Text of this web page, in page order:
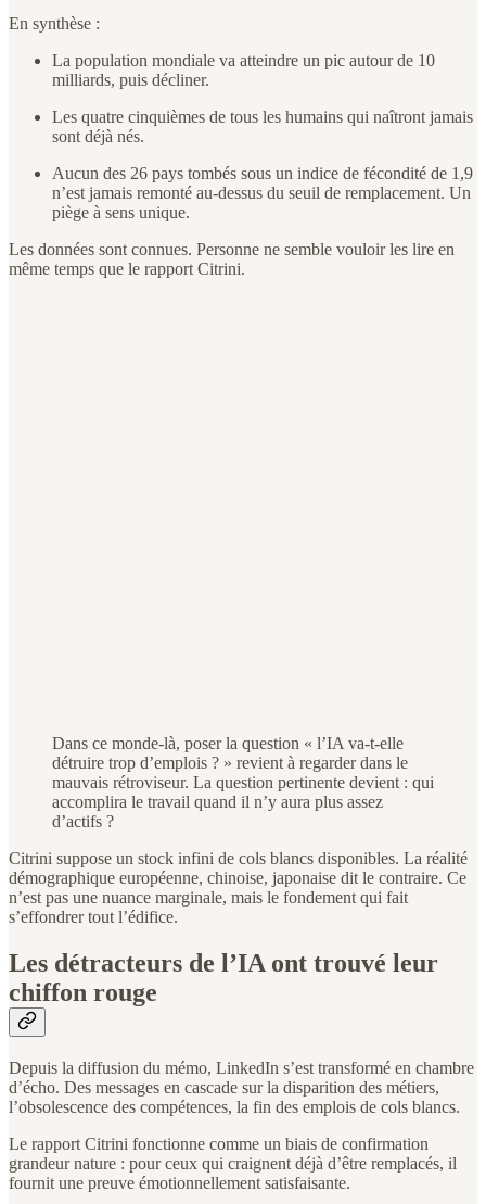
En synthèse :
La population mondiale va atteindre un pic autour de 10
milliards, puis décliner.
Les quatre cinquièmes de tous les humains qui naîtront jamais
sont déjà nés.
Aucun des 26 pays tombés sous un indice de fécondité de 1,9
n’est jamais remonté au-dessus du seuil de remplacement. Un
piège à sens unique.
Les données sont connues. Personne ne semble vouloir les lire en
même temps que le rapport Citrini.
Dans ce monde-là, poser la question « l’IA va-t-elle
détruire trop d’emplois ? » revient à regarder dans le
mauvais rétroviseur. La question pertinente devient : qui
accomplira le travail quand il n’y aura plus assez
d’actifs ?
Citrini suppose un stock infini de cols blancs disponibles. La réalité
démographique européenne, chinoise, japonaise dit le contraire. Ce
n’est pas une nuance marginale, mais le fondement qui fait
s’effondrer tout l’édifice.
Les détracteurs de l’IA ont trouvé leur
chiffon rouge
Depuis la diffusion du mémo, LinkedIn s’est transformé en chambre
d’écho. Des messages en cascade sur la disparition des métiers,
l’obsolescence des compétences, la fin des emplois de cols blancs.
Le rapport Citrini fonctionne comme un biais de confirmation
grandeur nature : pour ceux qui craignent déjà d’être remplacés, il
fournit une preuve émotionnellement satisfaisante.